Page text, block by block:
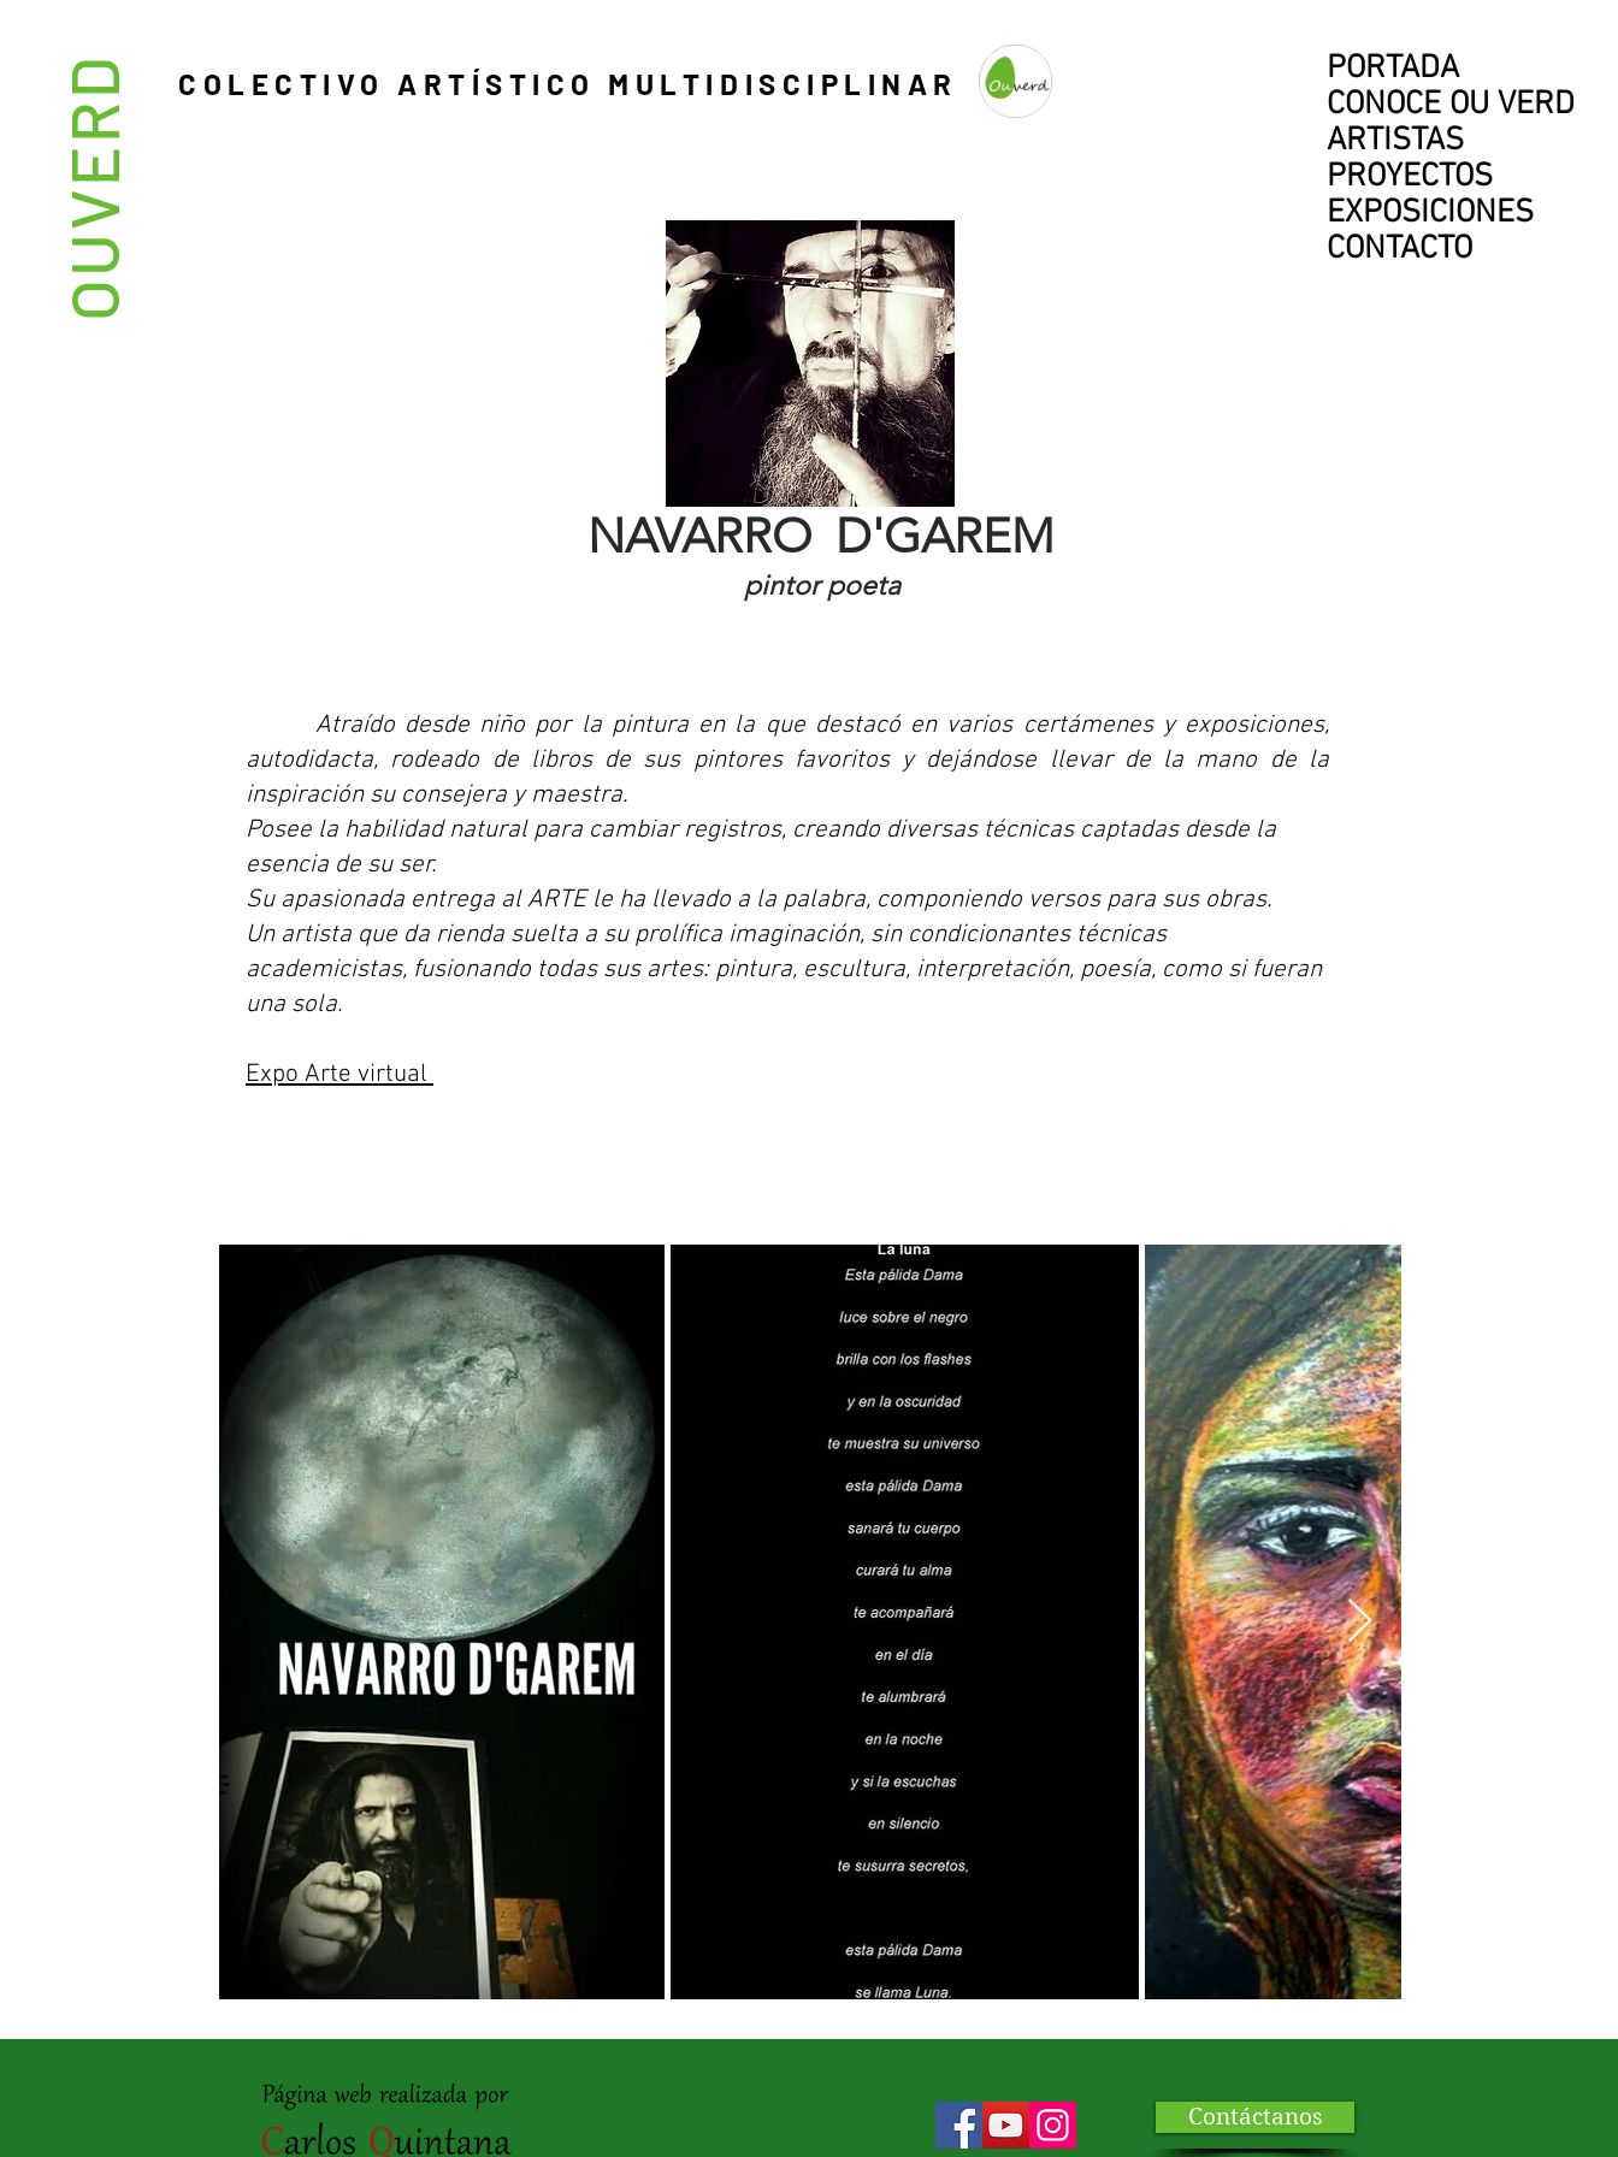
OUVERD
PORTADA
CONOCE OU VERD
ARTISTAS
PROYECTOS
EXPOSICIONES
CONTACTO
COLECTIVO ARTÍSTICO MULTIDISCIPLINAR
NAVARRO D'GAREM
pintor poeta
Atraído desde niño por la pintura en la que destacó en varios certámenes y exposiciones,
autodidacta, rodeado de libros de sus pintores favoritos y dejándose llevar de la mano de la
inspiración su consejera y maestra.
Posee la habilidad natural para cambiar registros, creando diversas técnicas captadas desde la
esencia de su ser.
Su apasionada entrega al ARTE le ha llevado a la palabra, componiendo versos para sus obras.
Un artista que da rienda suelta a su prolífica imaginación, sin condicionantes técnicas
academicistas, fusionando todas sus artes: pintura, escultura, interpretación, poesía, como si fueran
una sola.
Expo Arte virtual
Contáctanos